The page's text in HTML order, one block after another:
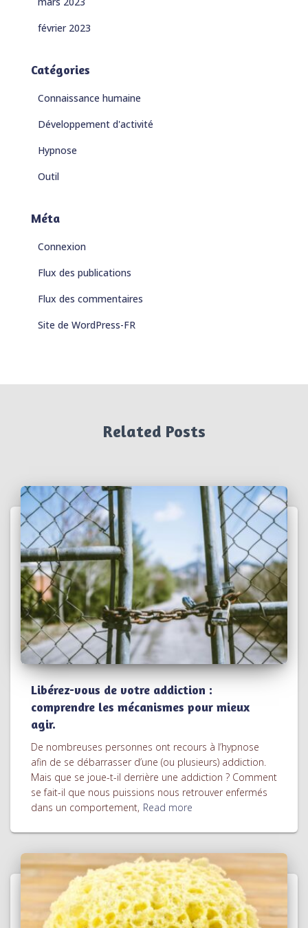
février 2023
Catégories
Connaissance humaine
Développement d'activité
Hypnose
Outil
Méta
Connexion
Flux des publications
Flux des commentaires
Site de WordPress-FR
Related Posts
Libérez-vous de votre addiction :
comprendre les mécanismes pour mieux
agir.
De nombreuses personnes ont recours à l’hypnose
afin de se débarrasser d’une (ou plusieurs) addiction.
Mais que se joue-t-il derrière une addiction ? Comment
se fait-il que nous puissions nous retrouver enfermés
dans un comportement, Read more